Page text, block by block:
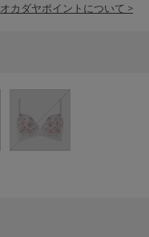
オカダヤポイントについて >